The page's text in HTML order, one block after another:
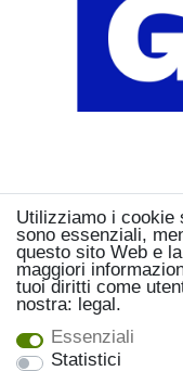
Utilizziamo i cookie
sono essenziali,
questo sito Web e
maggiori
tuoi diritti come
nostra: legal.
Essenziali
Statistici